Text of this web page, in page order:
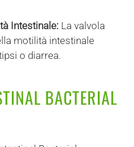
Intestinale: La valvola
motilità intestinale
o diarrea.
BACTERIAL